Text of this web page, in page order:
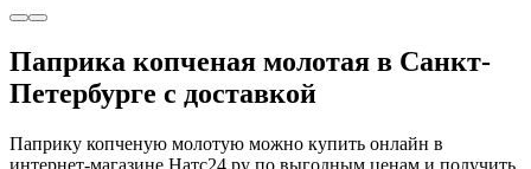
Паприка копченая молотая в Санкт-
Петербурге с доставкой
Паприку копченую молотую можно купить онлайн в
интернет-магазине Натс24.ру по выгодным ценам и получить